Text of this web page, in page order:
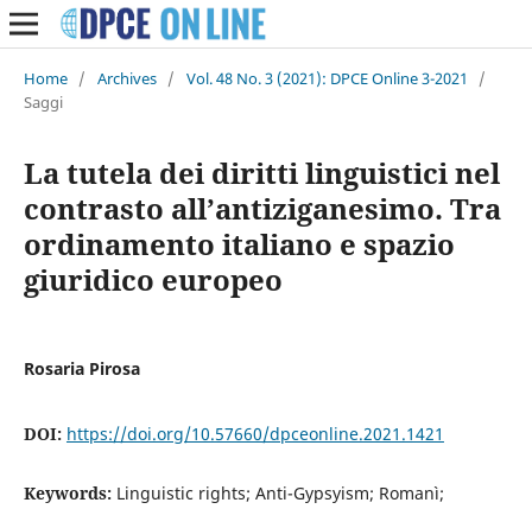
Home / Archives / Vol. 48 No. 3 (2021): DPCE Online 3-2021
/
Saggi
La tutela dei diritti linguistici nel
contrasto all’antiziganesimo. Tra
ordinamento italiano e spazio
giuridico europeo
Rosaria Pirosa
DOI: https://doi.org/10.57660/dpceonline.2021.1421
Keywords: Linguistic rights; Anti-Gypsyism; Romanì;